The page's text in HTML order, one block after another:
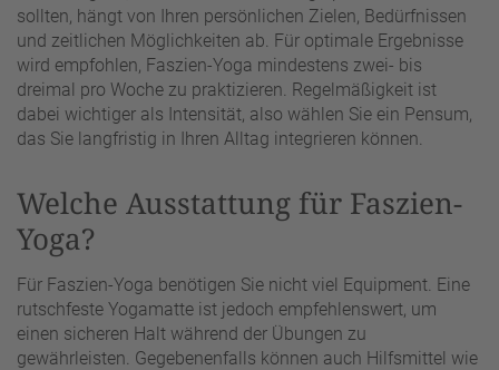
sollten, hängt von Ihren persönlichen Zielen, Bedürfnissen
und zeitlichen Möglichkeiten ab. Für optimale Ergebnisse
wird empfohlen, Faszien-Yoga mindestens zwei- bis
dreimal pro Woche zu praktizieren. Regelmäßigkeit ist
dabei wichtiger als Intensität, also wählen Sie ein Pensum,
das Sie langfristig in Ihren Alltag integrieren können.
Welche Ausstattung für Faszien-
Yoga?
Für Faszien-Yoga benötigen Sie nicht viel Equipment. Eine
rutschfeste Yogamatte ist jedoch empfehlenswert, um
einen sicheren Halt während der Übungen zu
gewährleisten. Gegebenenfalls können auch Hilfsmittel wie